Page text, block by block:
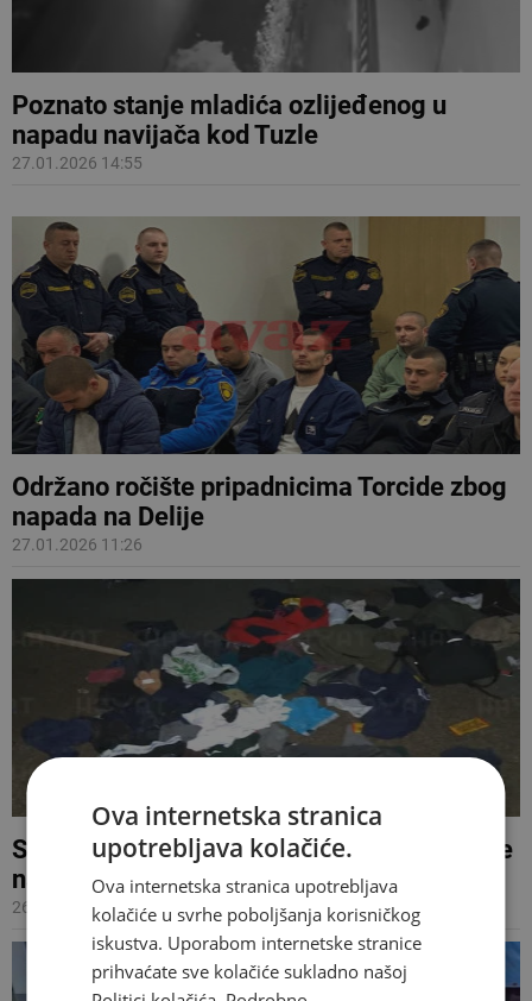
Poznato stanje mladića ozlijeđenog u
napadu navijača kod Tuzle
27.01.2026 14:55
Održano ročište pripadnicima Torcide zbog
napada na Delije
27.01.2026 11:26
Slučajevi X: Kako je policija uhitila navijače
nakon tučnjave u Tuzli
26.01.2026 09:23
Ova internetska stranica
upotrebljava kolačiće.
Ova internetska stranica upotrebljava
kolačiće u svrhe poboljšanja korisničkog
iskustva. Uporabom internetske stranice
prihvaćate sve kolačiće sukladno našoj